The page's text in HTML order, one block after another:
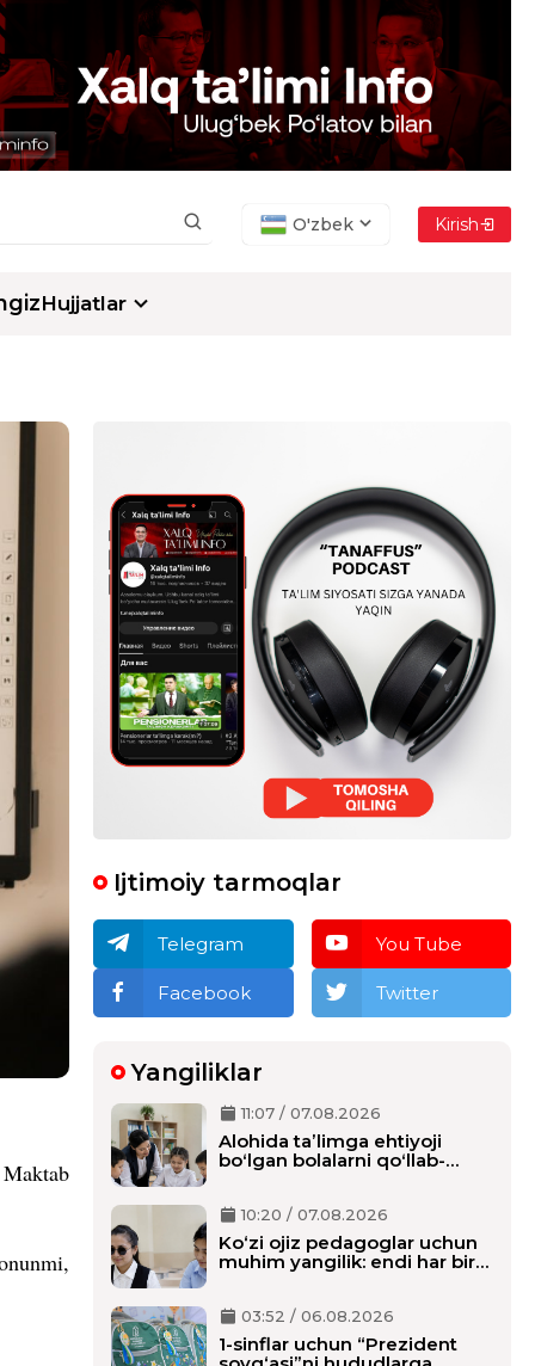
O'zbek Kirish
Hujjatlar
Ijtimoiy tarmoqlar
Telegram You Tube
Facebook Twitter
Yangiliklar
11:07 / 07.08.2026
Alohida taʼlimga ehtiyoji
boʻlgan bolalarni qoʻllab-
10:20 / 07.08.2026
Ko‘zi ojiz pedagoglar uchun
muhim yangilik: endi har bir
03:52 / 06.08.2026
1-sinflar uchun “Prezident